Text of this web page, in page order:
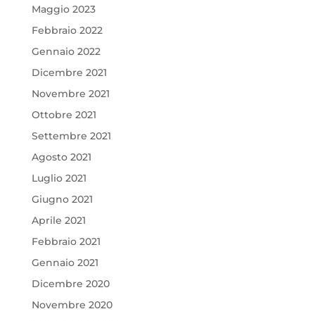
Maggio 2023
Febbraio 2022
Gennaio 2022
Dicembre 2021
Novembre 2021
Ottobre 2021
Settembre 2021
Agosto 2021
Luglio 2021
Giugno 2021
Aprile 2021
Febbraio 2021
Gennaio 2021
Dicembre 2020
Novembre 2020